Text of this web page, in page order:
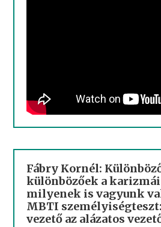
Fábry Kornél:
különbözőek a
milyenek is vagyunk
MBTI
vezető az alázatos